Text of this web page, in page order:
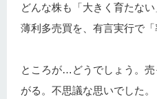
どんな株も「大きく育たな
薄利多売買を、有言実行で「
ところが…どうでしょう。
がる。不思議な思いでした。